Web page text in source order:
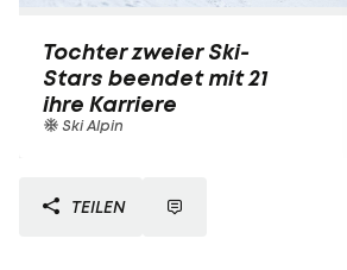
Tochter zweier Ski-
Stars beendet mit 21
ihre Karriere
Ski Alpin
TEILEN